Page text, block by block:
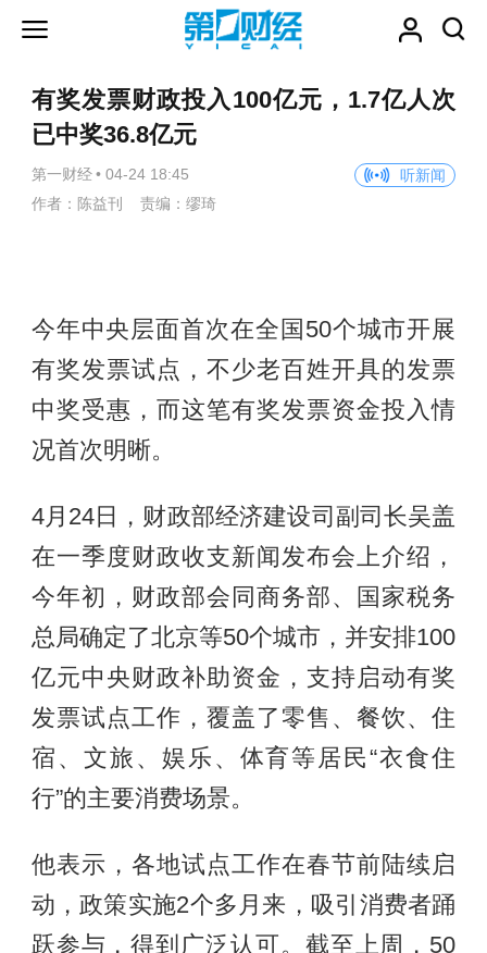
有奖发票财政投入100亿元，1.7亿人次
已中奖36.8亿元
第一财经 • 04-24 18:45
听新闻
作者：陈益刊 责编：缪琦
今年中央层面首次在全国50个城市开展
有奖发票试点，不少老百姓开具的发票
中奖受惠，而这笔有奖发票资金投入情
况首次明晰。
4月24日，财政部经济建设司副司长吴盖
在一季度财政收支新闻发布会上介绍，
今年初，财政部会同商务部、国家税务
总局确定了北京等50个城市，并安排100
亿元中央财政补助资金，支持启动有奖
发票试点工作，覆盖了零售、餐饮、住
宿、文旅、娱乐、体育等居民“衣食住
行”的主要消费场景。
他表示，各地试点工作在春节前陆续启
动，政策实施2个多月来，吸引消费者踊
跃参与，得到广泛认可。截至上周，50